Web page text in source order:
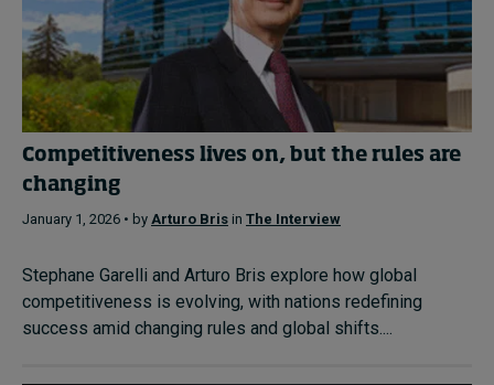
Competitiveness lives on, but the rules are
changing
January 1, 2026 • by Arturo Bris in The Interview
Stephane Garelli and Arturo Bris explore how global
competitiveness is evolving, with nations redefining
success amid changing rules and global shifts....